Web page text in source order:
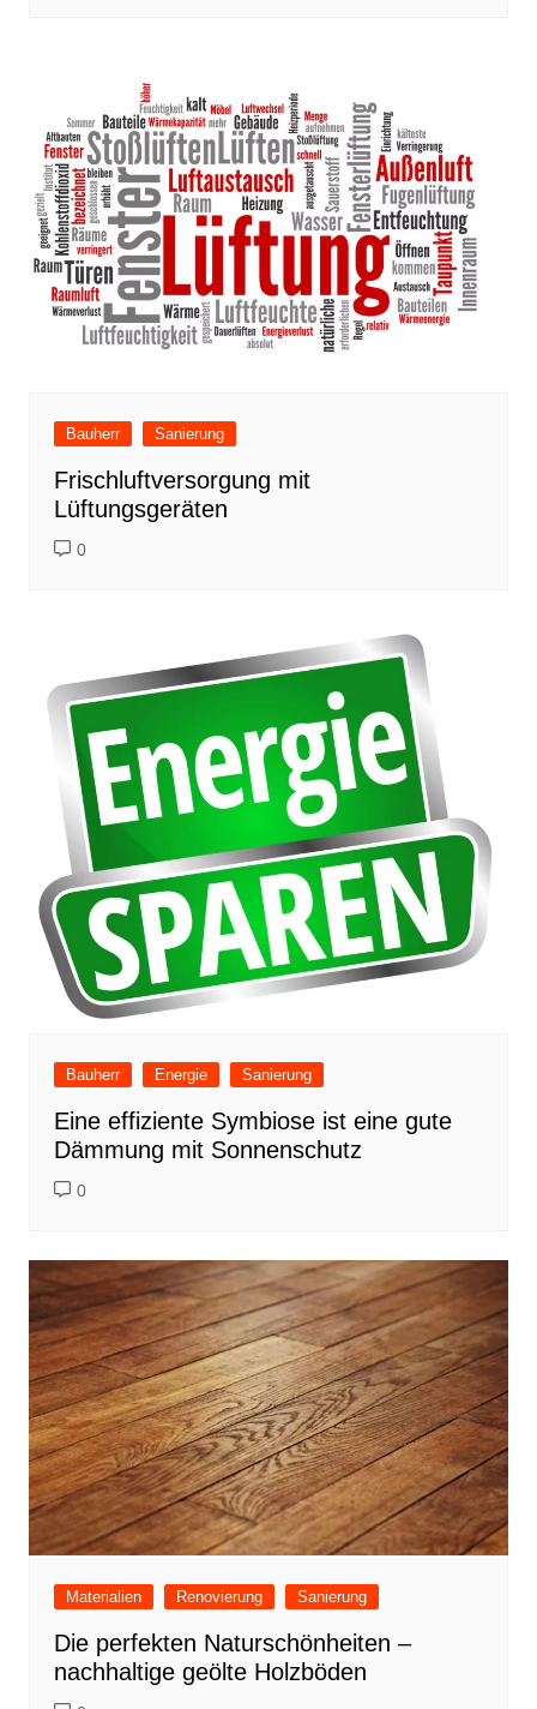
Bauherr Sanierung
Frischluftversorgung mit
Lüftungsgeräten
0
Bauherr Energie Sanierung
Eine effiziente Symbiose ist eine gute
Dämmung mit Sonnenschutz
0
Materialien Renovierung Sanierung
Die perfekten Naturschönheiten –
nachhaltige geölte Holzböden